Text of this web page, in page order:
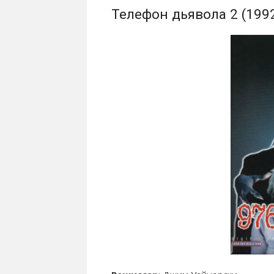
Телефон дьявола 2